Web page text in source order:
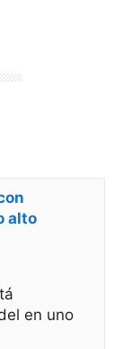
alto
en uno